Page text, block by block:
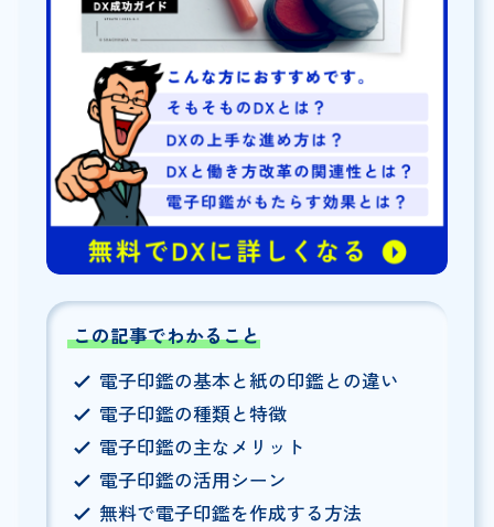
この記事でわかること
電子印鑑の基本と紙の印鑑との違い
電子印鑑の種類と特徴
電子印鑑の主なメリット
電子印鑑の活用シーン
無料で電子印鑑を作成する方法